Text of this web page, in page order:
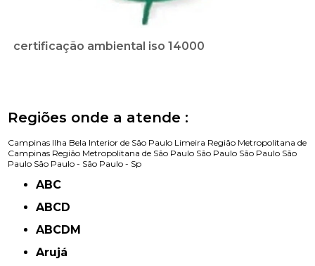
certificação ambiental iso 14000
Regiões onde a atende :
Campinas Ilha Bela Interior de São Paulo Limeira Região Metropolitana de
Campinas Região Metropolitana de São Paulo São Paulo São Paulo São
Paulo São Paulo - São Paulo - Sp
ABC
ABCD
ABCDM
Arujá